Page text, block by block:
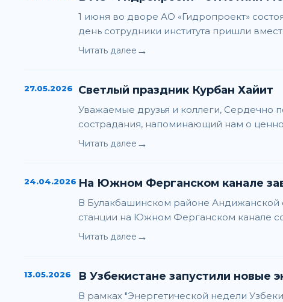
1 июня во дворе АО «Гидропроект»
день сотрудники института пришли
Читать далее →
27.05.2026 Светлый праздник Курбан Хайит
Уважаемые друзья и коллеги, Сердечно
сострадания, напоминающий нам о
Читать далее →
24.04.2026 На Южном Ферганском канале
В Булакбашинском районе Андижанской
станции на Южном Ферганском канале
Читать далее →
13.05.2026 В Узбекистане запустили новые
В рамках "Энергетической недели